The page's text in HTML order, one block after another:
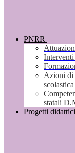
PNRR
Azioni di
scolastica
statali
Progetti didattici